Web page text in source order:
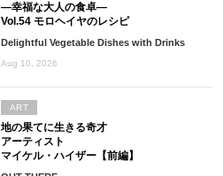
―幸福な大人の食卓―
Vol.54 モロヘイヤのレシピ
Delightful Vegetable Dishes with Drinks
Aug 10, 2026
地の果てに生きる奇才
アーティスト
マイケル・ハイザー【前編】
ART